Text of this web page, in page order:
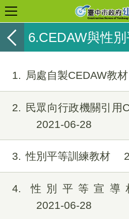
6.CEDAW與性
1 局處自製CEDAW教材
2
民眾向行政機關引用
2021-06-28
3 性別平等訓練教材
4
性別平等宣導
2021-06-28